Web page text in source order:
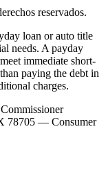
reservados.
loan or auto title
needs. A payday
immediate short-
paying the debt in
charges.
78705 — Consumer